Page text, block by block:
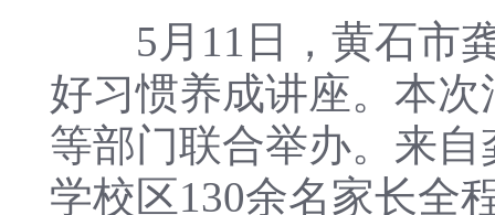
5月11日，黄石市龚
好习惯养成讲座。本
等部门联合举办。来
学校区130余名家长全